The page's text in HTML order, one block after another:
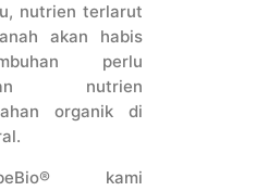
nutrien terlarut
akan habis
perlu
nutrien
organik di
kami